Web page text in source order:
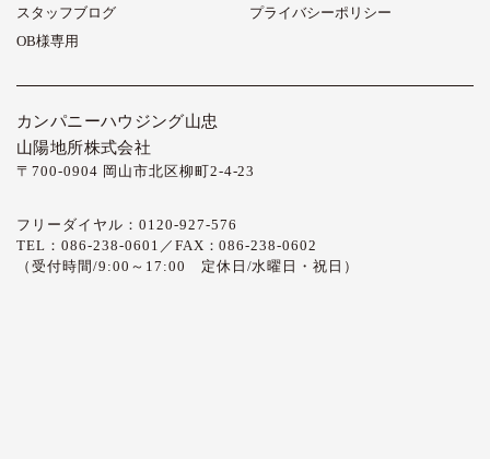
スタッフブログ
OB様専用
プライバシーポリシー
カンパニーハウジング山忠
山陽地所株式会社
〒700-0904 岡山市北区柳町2-4-23
フリーダイヤル：0120-927-576
TEL：086-238-0601／FAX：086-238-0602
（受付時間/9:00～17:00 定休日/水曜日・祝日）